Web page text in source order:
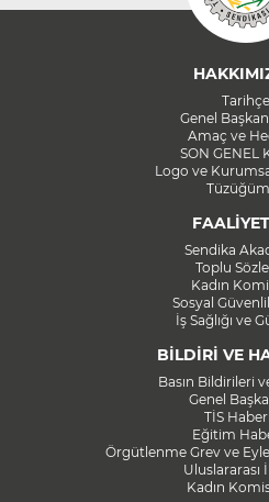
Tarihçe
Genel
Amaç ve
SON GENEL
Logo ve
Sendika
Toplu
Kadın
Sosyal
İş Sağlığı ve
BİLDİRİ VE
Basın Bildirileri
Genel
TİS
Eğitim
Örgütlenme Grev ve
Uluslararası
Kadın